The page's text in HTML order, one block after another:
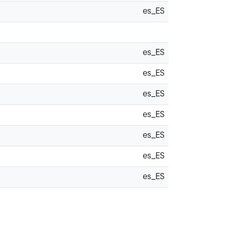
es_ES
es_ES
es_ES
es_ES
es_ES
es_ES
es_ES
es_ES